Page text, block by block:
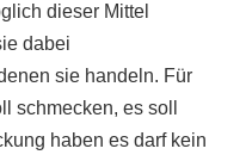
dieser Mittel
dabei
sie handeln. Für
schmecken, es soll
haben es darf kein